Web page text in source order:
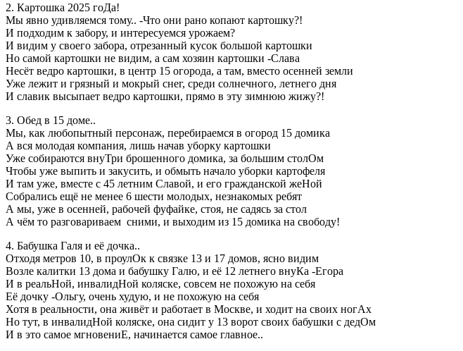
2. Картошка 2025 гоДа!
Мы явно удивляемся тому.. -Что они рано копают картошку?!
И подходим к забору, и интересуемся урожаем?
И видим у своего забора, отрезанный кусок большой картошки
Но самой картошки не видим, а сам хозяин картошки -Слава
Несёт ведро картошки, в центр 15 огорода, а там, вместо осенней земли
Уже лежит и грязный и мокрый снег, среди солнечного, летнего дня
И славик высыпает ведро картошки, прямо в эту зимнюю жижу?!
3. Обед в 15 доме..
Мы, как любопытный персонаж, перебираемся в огород 15 домика
А вся молодая компания, лишь начав уборку картошки
Уже собираются внуТри брошенного домика, за большим столОм
Чтобы уже выпить и закусить, и обмыть начало уборки картофеля
И там уже, вместе с 45 летним Славой, и его гражданской жеНой
Собрались ещё не менее 6 шести молодых, незнакомых ребят
А мы, уже в осенней, рабочей фуфайке, стоя, не садясь за стол
А чём то разговариваем сними, и выходим из 15 домика на свободу!
4. Бабушка Галя и её дочка..
Отходя метров 10, в проулОк к связке 13 и 17 домов, ясно видим
Возле калитки 13 дома и бабушку Галю, и её 12 летнего внуКа -Егора
И в реальНой, инвалидНой коляске, совсем не похожую на себя
Её дочку -Ольгу, очень худую, и не похожую на себя
Хотя в реальности, она живёт и работает в Москве, и ходит на своих ногАх
Но тут, в инвалидНой коляске, она сидит у 13 ворот своих бабушки с дедОм
И в это самое мгновениЕ, начинается самое главное..